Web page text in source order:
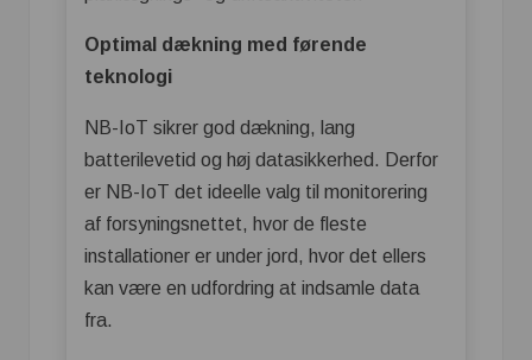
Optimal dækning med førende
teknologi
NB-IoT sikrer god dækning, lang
batterilevetid og høj datasikkerhed. Derfor
er NB-IoT det ideelle valg til monitorering
af forsyningsnettet, hvor de fleste
installationer er under jord, hvor det ellers
kan være en udfordring at indsamle data
fra.